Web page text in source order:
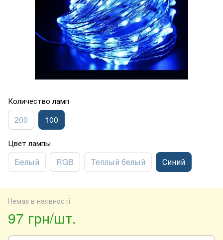
Количество ламп
200 100
Цвет лампы
Белый RGB Теплый белый Синий
Немає в наявності
97 грн/шт.